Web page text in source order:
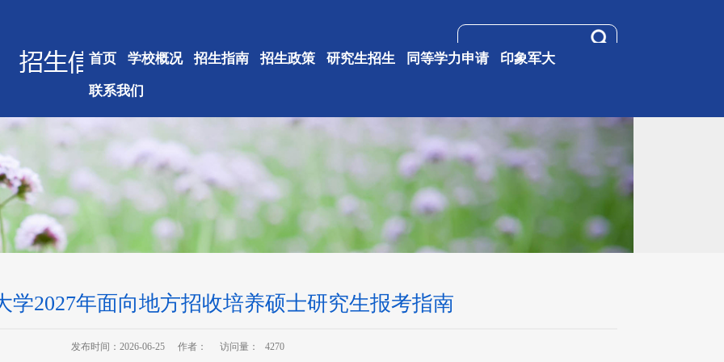
首页 学校概况 招生指南 招生政策 研究生招生 同等学力申请 印象军大
联系我们
学2027年面向地方招收培养硕士研究生报考指南
发布时间：2026-06-25 作者： 访问量： 4270